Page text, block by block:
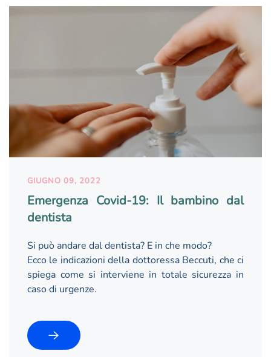
GIUGNO 09, 2022
Emergenza Covid-19: Il bambino dal
dentista
Si può andare dal dentista? E in che modo?
Ecco le indicazioni della dottoressa Beccuti, che ci
spiega come si interviene in totale sicurezza in
caso di urgenze.